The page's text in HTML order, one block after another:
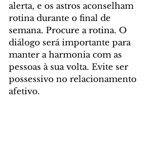
alerta, e os astros aconselham
rotina durante o final de
semana. Procure a rotina. O
diálogo será importante para
manter a harmonia com as
pessoas à sua volta. Evite ser
possessivo no relacionamento
afetivo.